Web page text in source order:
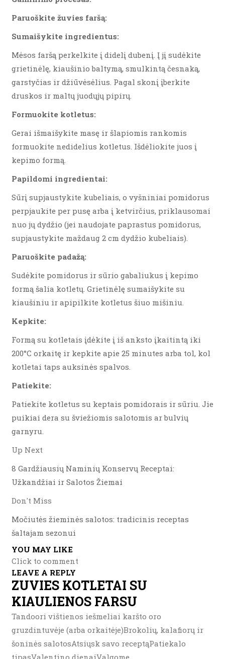
Paruoškite žuvies faršą:
Sumaišykite ingredientus:
Mėsos faršą perkelkite į didelį dubenį. Į jį sudėkite
grietinėlę, kiaušinio baltymą, smulkintą česnaką,
garstyčias ir džiūvėsėlius. Pagal skonį įberkite
druskos ir maltų juodųjų pipirų.
Formuokite kotletus:
Gerai išmaišykite masę ir šlapiomis rankomis
formuokite nedidelius kotletus. Išdėliokite juos į
kepimo formą.
Papildomi ingredientai:
Sūrį supjaustykite kubeliais, o vyšniniai pomidorus
perpjaukite per pusę arba į ketvirčius, priklausomai
nuo jų dydžio (jei naudojate paprastus pomidorus,
supjaustykite maždaug 2 cm dydžio kubeliais).
Paruoškite padažą:
Sudėkite pomidorus ir sūrio gabaliukus į kepimo
formą šalia kotletų. Grietinėlę sumaišykite su
kiaušiniu ir apipilkite kotletus šiuo mišiniu.
Kepkite:
Formą su kotletais įdėkite į iš anksto įkaitintą iki
200°C orkaitę ir kepkite apie 25 minutes arba tol, kol
kotletai taps auksinės spalvos.
Patiekite:
Patiekite kotletus su keptais pomidorais ir sūriu. Jie
puikiai dera su šviežiomis salotomis ar bulvių
garnyru.
Up Next
8 Gardžiausių Naminių Konservų Receptai:
Užkandžiai ir Salotos Žiemai
Don't Miss
Močiutės žieminės salotos: tradicinis receptas
šaltajam sezonui
YOU MAY LIKE
Click to comment
LEAVE A REPLY
ZUVIES KOTLETAI SU
KIAULIENOS FARSU
Tandoori vištienos iešmeliai karšto oro
gruzdintuvėje (arba orkaitėje)Brokolių, kalafiorų ir
šoninės salotosAtsiųsk savo receptąPatiekalo
tipasValentino dienaiValgome